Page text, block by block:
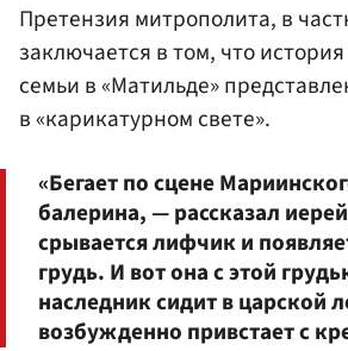
Претензия митрополита, в
заключается в том, что
семьи в «Матильде»
в «карикатурном свете».
«Бегает по сцене
балерина, — рассказал
срывается лифчик и
грудь. И вот она с этой
наследник сидит в царской
возбужденно привстает с